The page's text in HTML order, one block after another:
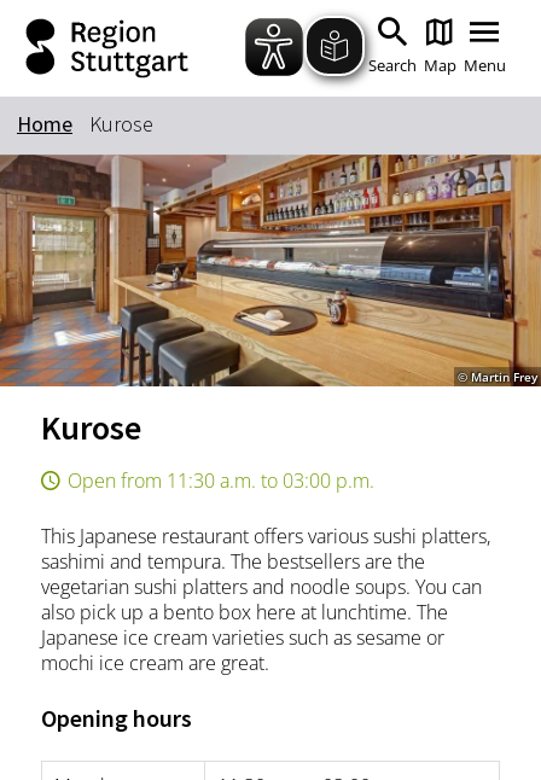
Zum Hauptinhalt springen
Zur Suche springen
Zur Hauptnavigation
Zum Footer springen
Search Map Menu
Keyword
Home Kurose
© Martin Frey
Kurose
Open from 11:30 a.m. to 03:00 p.m.
This Japanese restaurant offers various sushi platters,
sashimi and tempura. The bestsellers are the
vegetarian sushi platters and noodle soups. You can
also pick up a bento box here at lunchtime. The
Japanese ice cream varieties such as sesame or
mochi ice cream are great.
Opening hours